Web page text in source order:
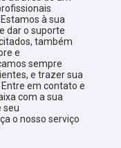
à sua
dar o suporte
também
e
sempre
e trazer sua
em contato e
com a sua
seu
o nosso serviço